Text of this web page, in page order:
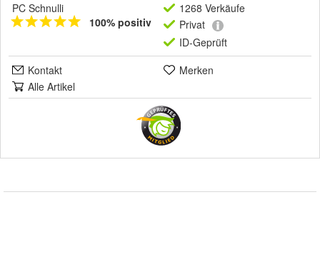
PC Schnulli
100% positiv
1268 Verkäufe
Privat
ID-Geprüft
Kontakt
Merken
Alle Artikel